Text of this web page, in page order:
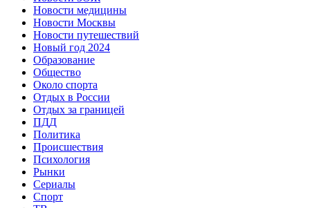
Новости медицины
Новости Москвы
Новости путешествий
Новый год 2024
Образование
Общество
Около спорта
Отдых в России
Отдых за границей
ПДД
Политика
Происшествия
Психология
Рынки
Сериалы
Спорт